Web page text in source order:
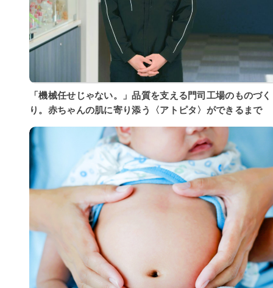
「機械任せじゃない。」品質を支える門司工場のものづく
り。赤ちゃんの肌に寄り添う〈アトピタ〉ができるまで